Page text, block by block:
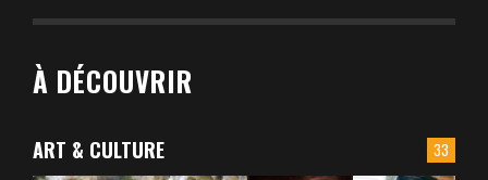
À DÉCOUVRIR
33
ART & CULTURE